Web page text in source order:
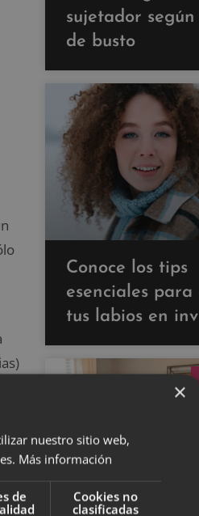
sujetador
de busto
Conoce los tips
esenciales para
tus labios en
×
nuestro sitio web,
Más información
de
Cookies no
clasificadas